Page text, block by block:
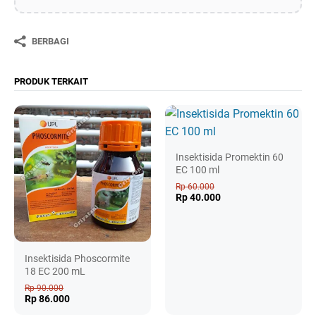
BERBAGI
PRODUK TERKAIT
Insektisida Phoscormite
18 EC 200 mL
Rp 90.000
Rp 86.000
Insektisida Promektin 60
EC 100 ml
Rp 60.000
Rp 40.000